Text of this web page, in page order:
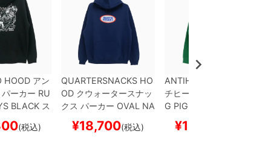
HOOD アン
パーカー RU
BLACK ス
スケボー
(税込)
QUARTERSNACKS HO
ODクウォータースナッ
クス パーカー OVAL NA
VYスケートボード スケ
ボー
¥18,700(税込)
ANTIHERO HOOD
チヒーロー
G PIGEON
スケートボード スケ
ボー
¥14,300